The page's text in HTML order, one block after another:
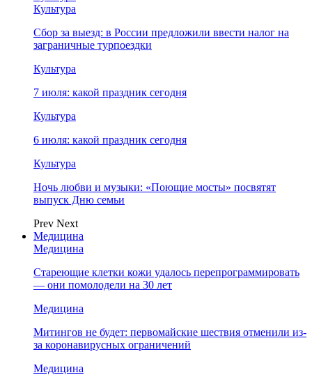
Культура
Сбор за выезд: в России предложили ввести налог на
заграничные турпоездки
Культура
7 июля: какой праздник сегодня
Культура
6 июля: какой праздник сегодня
Культура
Ночь любви и музыки: «Поющие мосты» посвятят
выпуск Дню семьи
Prev Next
Медицина
Медицина
Стареющие клетки кожи удалось перепрограммировать
— они помолодели на 30 лет
Медицина
Митингов не будет: первомайские шествия отменили из-
за коронавирусных ограничений
Медицина